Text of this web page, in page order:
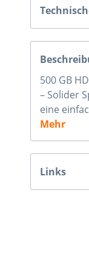
500 GB
– Solider
eine
Mehr
Links